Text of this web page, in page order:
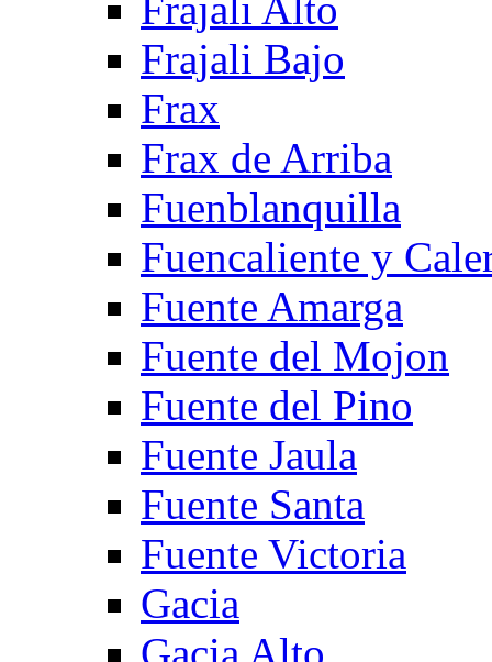
Frajali Bajo
Frax
Frax de Arriba
Fuenblanquilla
Fuencaliente y
Fuente Amarga
Fuente del Mojon
Fuente del Pino
Fuente Jaula
Fuente Santa
Fuente Victoria
Gacia
Gacia Alto